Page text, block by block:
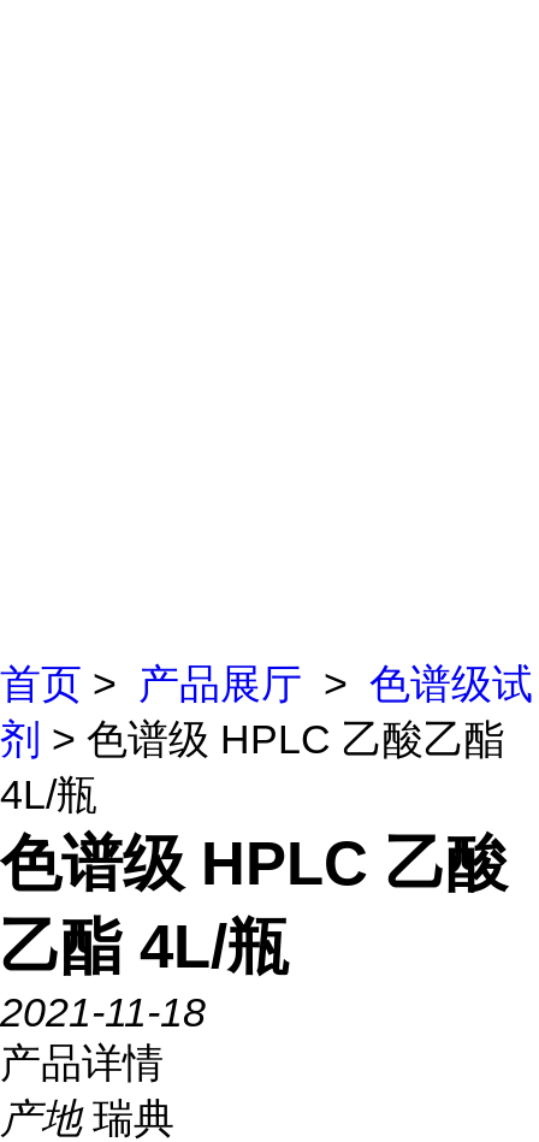
首页 > 产品展厅 > 色谱级试
剂 > 色谱级 HPLC 乙酸乙酯
4L/瓶
色谱级 HPLC 乙酸
乙酯 4L/瓶
2021-11-18
产品详情
产地 瑞典